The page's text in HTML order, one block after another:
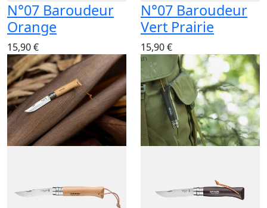
N°07 Baroudeur
Orange
15,90 €
N°07 Baroudeur
Vert Prairie
15,90 €